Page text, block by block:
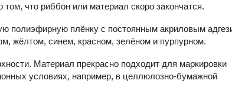
что риббон или материал скоро закончатся.
полиэфирную плёнку с постоянным акриловым
жёлтом, синем, красном, зелёном и пурпурном.
Материал прекрасно подходит для маркировки
условиях, например, в целлюлозно-бумажной